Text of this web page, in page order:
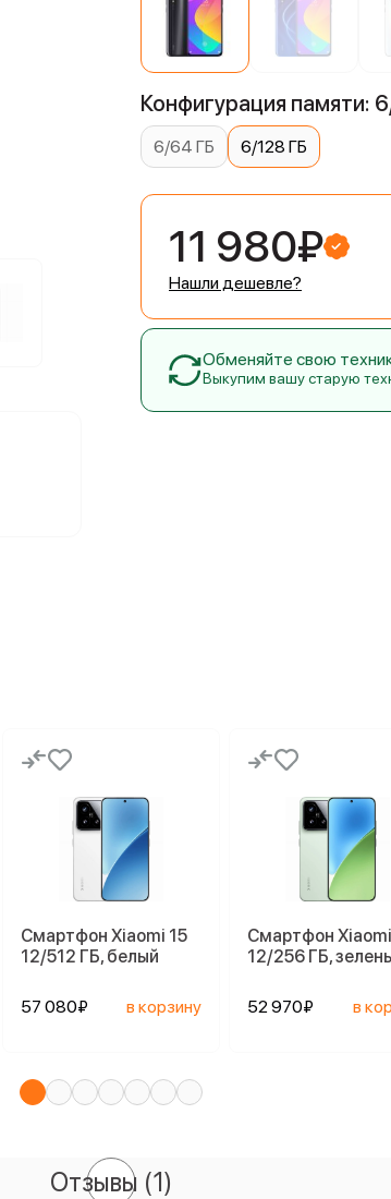
Конфигурация памяти:
6/64 ГБ 6/128 ГБ
11 980₽
Нашли дешевле?
Обменяйте свою
Выкупим вашу старую
Смартфон Xiaomi 15
12/512 ГБ, белый
57 080₽ в корзину
Смартфон
12/256 ГБ,
52 970₽ в
Отзывы (1)